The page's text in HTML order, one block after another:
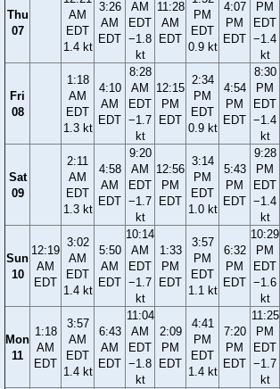
Thu
07
AM
EDT
1.4 kt
3:26
AM
EDT
AM
EDT
−1.8
kt
11:28
AM
EDT
PM
EDT
0.9 kt
4:07
PM
EDT
PM
EDT
−1.4
kt
Fri
08
1:18
AM
EDT
1.3 kt
4:10
AM
EDT
8:28
AM
EDT
−1.7
kt
12:15
PM
EDT
2:34
PM
EDT
0.9 kt
4:54
PM
EDT
8:30
PM
EDT
−1.4
kt
Sat
09
2:11
AM
EDT
1.3 kt
4:58
AM
EDT
9:20
AM
EDT
−1.7
kt
12:56
PM
EDT
3:14
PM
EDT
1.0 kt
5:43
PM
EDT
9:28
PM
EDT
−1.4
kt
Sun
10
12:19
AM
EDT
3:02
AM
EDT
1.4 kt
5:50
AM
EDT
10:14
AM
EDT
−1.7
kt
1:33
PM
EDT
3:57
PM
EDT
1.1 kt
6:32
PM
EDT
10:29
PM
EDT
−1.6
kt
Mon
11
1:18
AM
EDT
3:57
AM
EDT
1.4 kt
6:43
AM
EDT
11:04
AM
EDT
−1.8
kt
2:09
PM
EDT
4:41
PM
EDT
1.4 kt
7:20
PM
EDT
11:25
PM
EDT
−1.7
kt